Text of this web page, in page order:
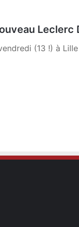
Leclerc
(13 !) à